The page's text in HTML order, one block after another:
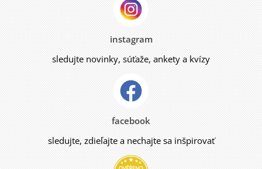
instagram
sledujte novinky, súťaže, ankety a kvízy
facebook
sledujte, zdieľajte a nechajte sa inšpirovať